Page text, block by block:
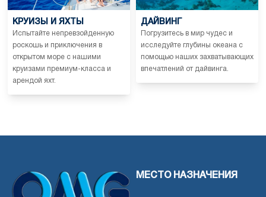
КРУИЗЫ И ЯХТЫ
Испытайте непревзойденную
роскошь и приключения в
открытом море с нашими
круизами премиум-класса и
арендой яхт.
ДАЙВИНГ
Погрузитесь в мир чудес и
исследуйте глубины океана с
помощью наших захватывающих
впечатлений от дайвинга.
МЕСТО НАЗНАЧЕНИЯ